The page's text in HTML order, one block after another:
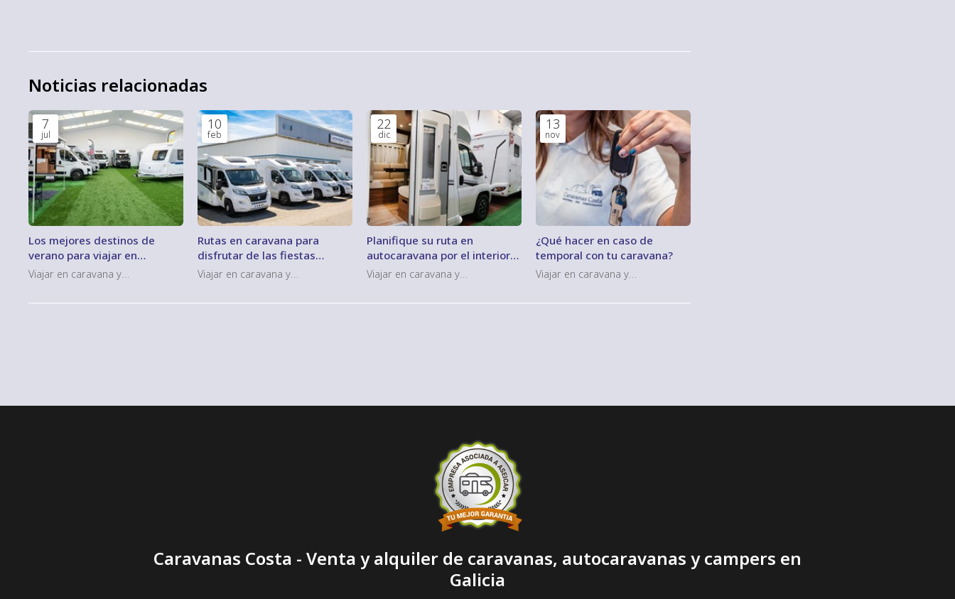
Noticias relacionadas
7
jul
Los mejores destinos de
verano para viajar en
autocaravana en España
Viajar en caravana y
10
feb
Rutas en caravana para
disfrutar de las fiestas
gastronómicas de Galicia
Viajar en caravana y
22
dic
Planifique su ruta en
autocaravana por el interior
de Galicia
Viajar en caravana y
13
nov
¿Qué hacer en caso de
temporal con tu caravana?
Viajar en caravana y
Caravanas Costa - Venta y alquiler de caravanas, autocaravanas y campers en
Galicia